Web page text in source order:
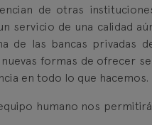
de otras
servicio de una calidad
de las bancas privadas
formas de ofrecer
en todo lo que hacemos.
humano nos